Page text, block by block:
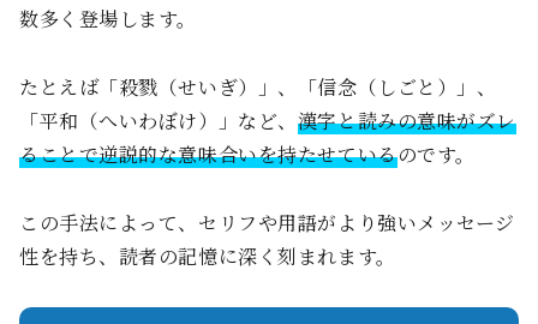
数多く登場します。
たとえば「殺戮（せいぎ）」、「信念（しごと）」、
「平和（へいわぼけ）」など、 漢字と読みの意味がズレ
ることで逆説的な意味合いを持たせているのです。
この手法によって、セリフや用語がより強いメッセージ
性を持ち、読者の記憶に深く刻まれます。